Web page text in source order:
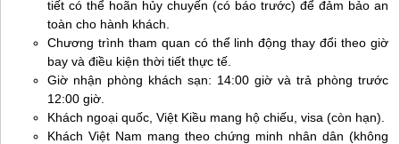
tiết có thể hoãn hủy chuyến (có báo trước) để đảm bảo an
toàn cho hành khách.
Chương trình tham quan có thể linh động thay đổi theo giờ
bay và điều kiện thời tiết thực tế.
Giờ nhận phòng khách sạn: 14:00 giờ và trả phòng trước
12:00 giờ.
Khách ngoại quốc, Việt Kiều mang hộ chiếu, visa (còn hạn).
Khách Việt Nam mang theo chứng minh nhân dân (không